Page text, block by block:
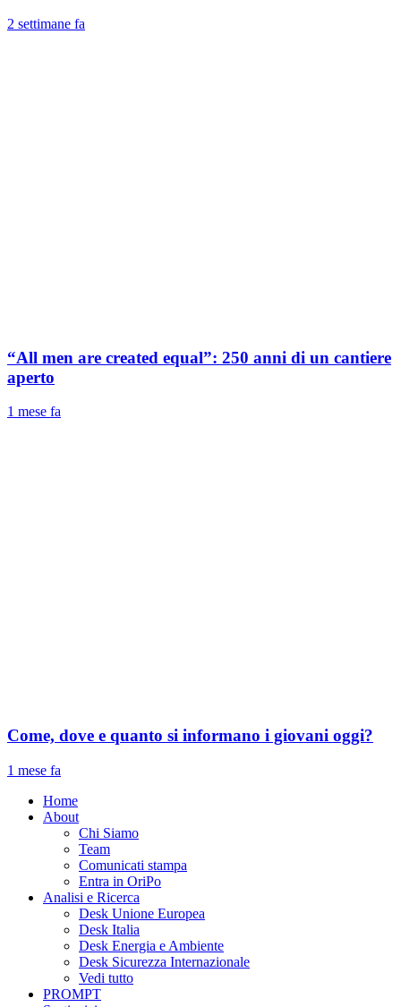
2 settimane fa
“All men are created equal”: 250 anni di un cantiere
aperto
1 mese fa
Come, dove e quanto si informano i giovani oggi?
1 mese fa
Home
About
Chi Siamo
Team
Comunicati stampa
Entra in OriPo
Analisi e Ricerca
Desk Unione Europea
Desk Italia
Desk Energia e Ambiente
Desk Sicurezza Internazionale
Vedi tutto
PROMPT